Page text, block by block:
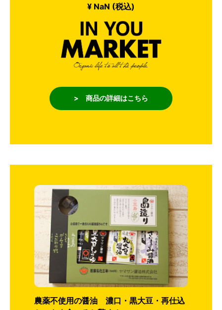
¥ NaN (税込)
> 商品の詳細はこちら
農薬不使用の醤油 濃口・黒大豆・再仕込